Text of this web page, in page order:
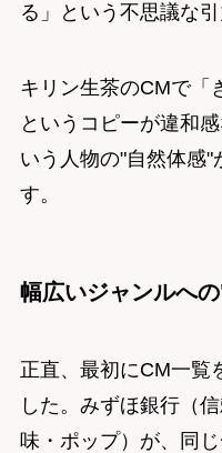
る」という不思議な
キリン生茶のCMで「
というコピーが違和
いう人物の"自然体感"
す。
幅広いジャンルへ
正直、最初にCM一覧
した。みずほ銀行（
味・ポップ）が、同